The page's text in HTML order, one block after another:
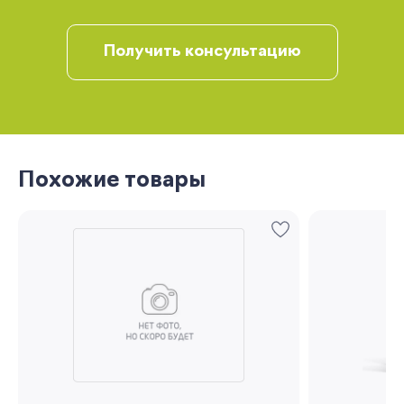
Получить консультацию
Похожие товары